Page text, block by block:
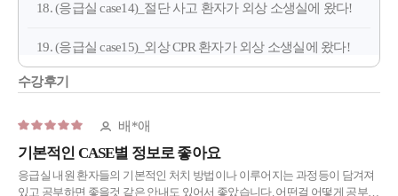
18. (응급실 case14)_절단 사고 환자가 외상 소생실에 왔다!
19. (응급실 case15)_외상 CPR 환자가 외상 소생실에 왔다!